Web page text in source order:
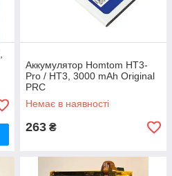
Аккумулятор Homtom HT3-
Pro / HT3, 3000 mAh Original
PRC
Немає в наявності
263 ₴